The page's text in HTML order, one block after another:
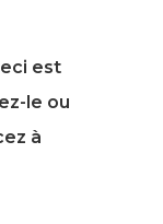
est
le ou
à